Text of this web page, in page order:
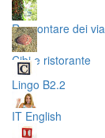
Raccontare dei
Cibi e ristorante
Lingo B2.2
IT English